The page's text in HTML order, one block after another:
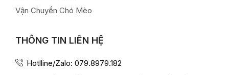
Vận Chuyển Chó Mèo
THÔNG TIN LIÊN HỆ
Hotlline/Zalo: 079.8979.182